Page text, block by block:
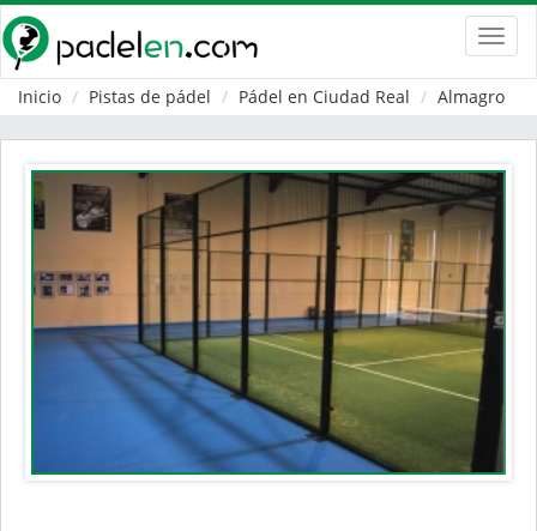
Inicio
Pistas de pádel Pádel en Ciudad Real Almagro